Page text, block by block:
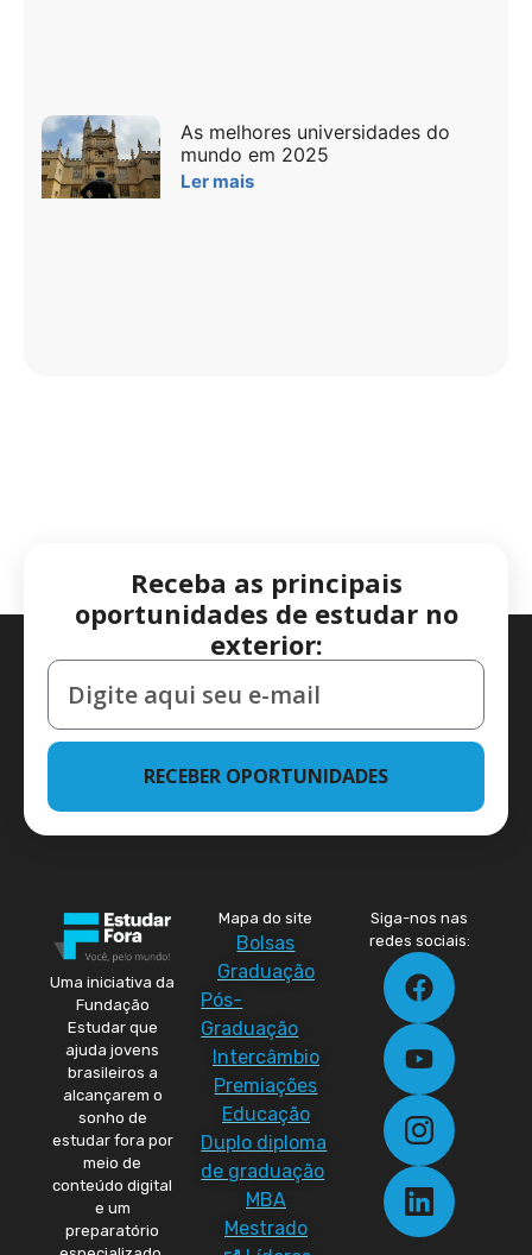
As melhores universidades do
mundo em 2025
Ler mais
Receba as principais
oportunidades de estudar no
exterior:
RECEBER OPORTUNIDADES
Uma iniciativa da
Fundação
Estudar que
ajuda jovens
brasileiros a
alcançarem o
sonho de
estudar fora por
meio de
conteúdo digital
e um
preparatório
Mapa do site
Bolsas
Graduação
Pós-
Graduação
Intercâmbio
Premiações
Educação
Duplo diploma
de graduação
MBA
Mestrado
Siga-nos nas
redes sociais: